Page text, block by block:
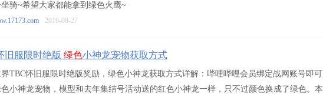
骑~希望大家都能拿到绿色火鹰~
2016-08-27
旧服限时绝版 绿色小神龙宠物获取方式
TBC怀旧服限时绝版奖励，绿色小神龙获取方式详解：哔哩哔哩会员绑定战网账号即可
小神龙宠物，模型和去年集结号活动送的红色小神龙一样，只不过颜色换成了绿色。本